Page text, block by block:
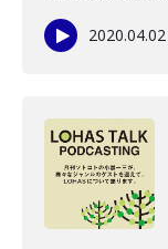
2020.04.02